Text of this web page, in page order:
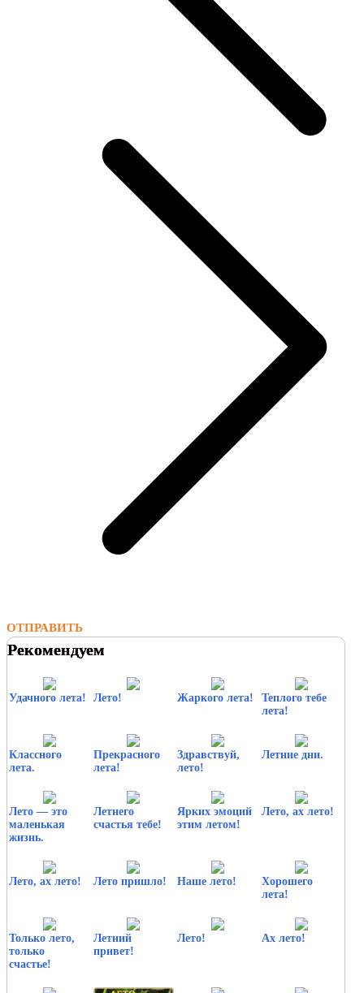
ОТПРАВИТЬ
Рекомендуем
Удачного лета! Лето! Жаркого лета!
Теплого тебе
лета!
Классного
лета.
Прекрасного
лета!
Здравствуй,
лето!
Летние дни.
Лето — это
маленькая
жизнь.
Летнего
счастья тебе!
Ярких эмоций
этим летом!
Лето, ах лето!
Лето, ах лето! Лето пришло! Наше лето!
Хорошего
лета!
Только лето,
только
счастье!
Летний
привет!
Лето! Ах лето!